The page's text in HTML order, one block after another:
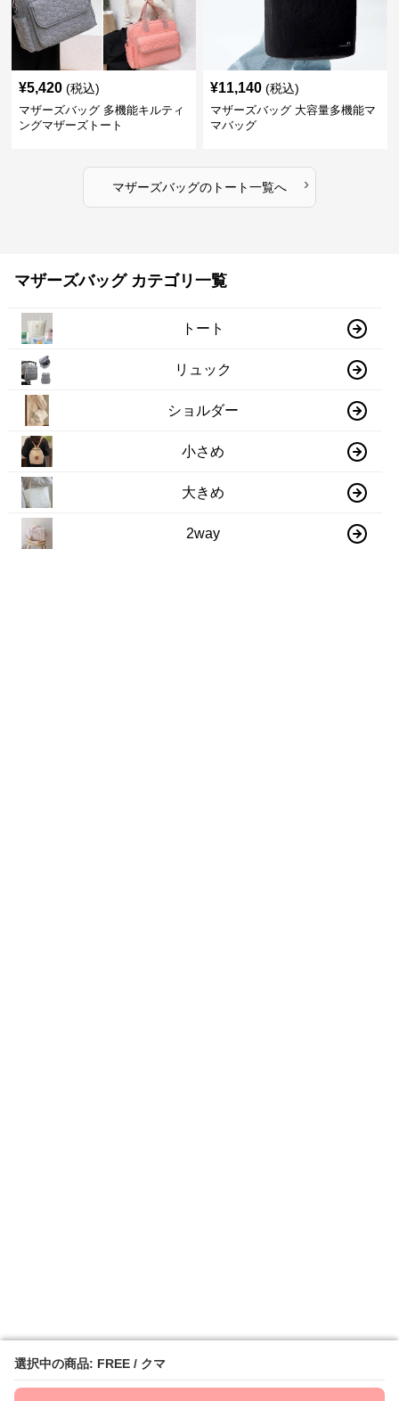
選択中の商品: FREE / クマ
選択中の商品: FREE / クマ
¥5,420 (税込)
マザーズバッグ 多機能キルティ
ングマザーズトート
¥11,140 (税込)
マザーズバッグ 大容量多機能マ
マバッグ
マザーズバッグのトート一覧へ ›
マザーズバッグ カテゴリ一覧
トート
リュック
ショルダー
小さめ
大きめ
2way